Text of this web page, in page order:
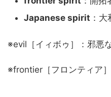
Japanese spirit ：
※evil［イィボゥ］：邪悪
※frontier［フロンティア